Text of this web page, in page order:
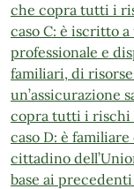
che copra tutti i
caso C: è iscritto
professionale e
familiari, di
un’assicurazione
copra tutti i rischi
caso D: è
cittadino
base ai precedenti